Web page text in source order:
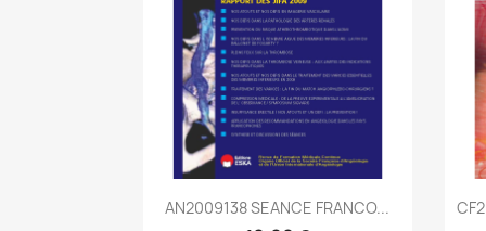
Aperçu rapide
AN2009138 SEANCE FRANCO...